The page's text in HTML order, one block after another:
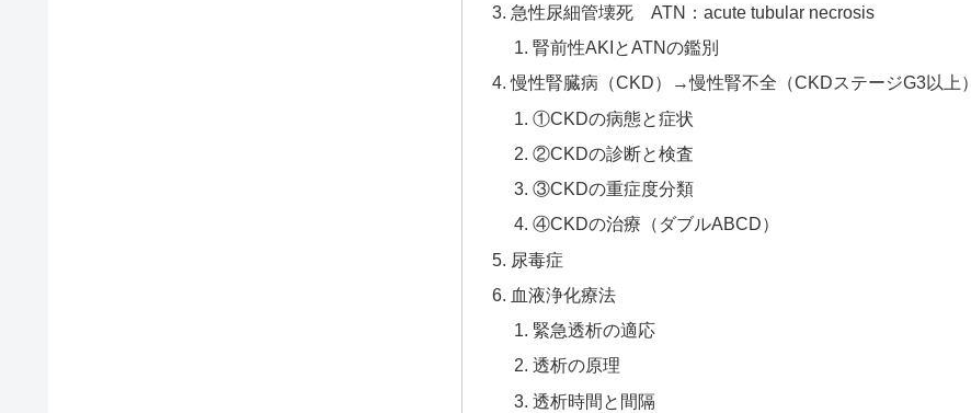
急性尿細管壊死 ATN：acute tubular necrosis
腎前性AKIとATNの鑑別
慢性腎臓病（CKD）→慢性腎不全（CKDステージG3以上）
①CKDの病態と症状
②CKDの診断と検査
③CKDの重症度分類
④CKDの治療（ダブルABCD）
尿毒症
血液浄化療法
緊急透析の適応
透析の原理
透析時間と間隔